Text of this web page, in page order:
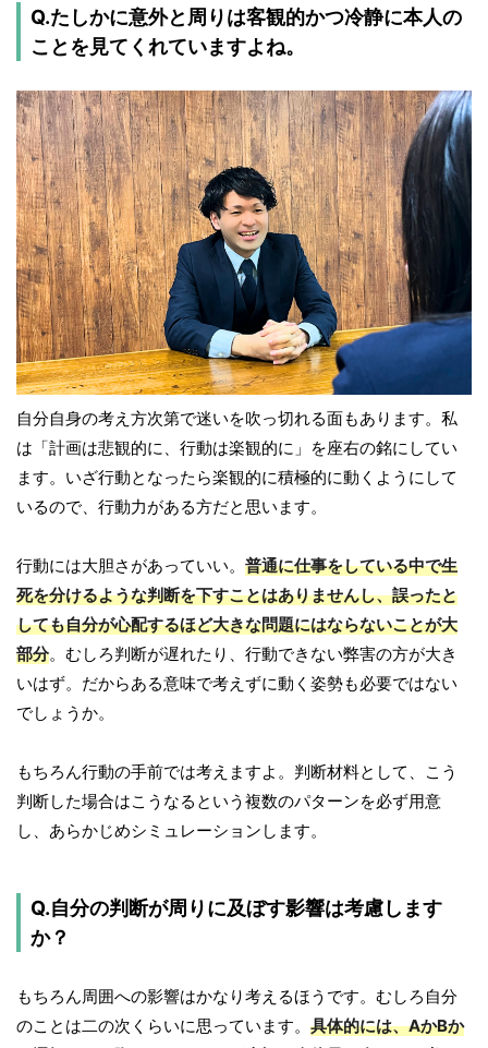
Q.たしかに意外と周りは客観的かつ冷静に本人の
ことを見てくれていますよね。
自分自身の考え方次第で迷いを吹っ切れる面もあります。私
は「計画は悲観的に、行動は楽観的に」を座右の銘にしてい
ます。いざ行動となったら楽観的に積極的に動くようにして
いるので、行動力がある方だと思います。
行動には大胆さがあっていい。 普通に仕事をしている中で生
死を分けるような判断を下すことはありませんし、誤ったと
しても自分が心配するほど大きな問題にはならないことが大
部分。むしろ判断が遅れたり、行動できない弊害の方が大き
いはず。だからある意味で考えずに動く姿勢も必要ではない
でしょうか。
もちろん行動の手前では考えますよ。判断材料として、こう
判断した場合はこうなるという複数のパターンを必ず用意
し、あらかじめシミュレーションします。
Q.自分の判断が周りに及ぼす影響は考慮します
か？
もちろん周囲への影響はかなり考えるほうです。むしろ自分
のことは二の次くらいに思っています。 具体的には、AかBか